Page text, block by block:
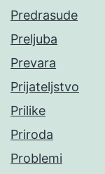
Predrasude
Preljuba
Prevara
Prijateljstvo
Prilike
Priroda
Problemi